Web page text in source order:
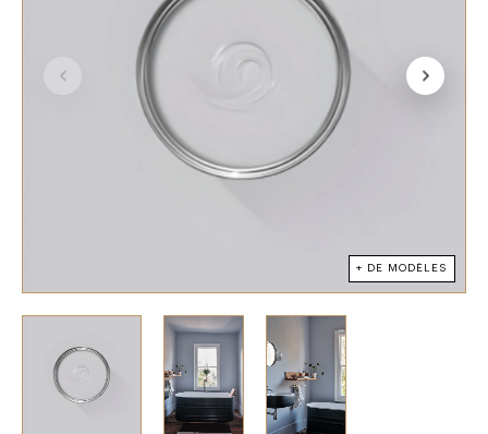
+ DE MODÈLES